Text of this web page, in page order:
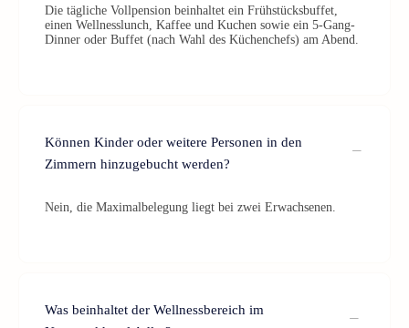
Die tägliche Vollpension beinhaltet ein Frühstücksbuffet,
einen Wellnesslunch, Kaffee und Kuchen sowie ein 5-Gang-
Dinner oder Buffet (nach Wahl des Küchenchefs) am Abend.
Können Kinder oder weitere Personen in den
Zimmern hinzugebucht werden?
Nein, die Maximalbelegung liegt bei zwei Erwachsenen.
Was beinhaltet der Wellnessbereich im